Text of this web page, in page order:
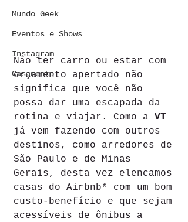
Mundo Geek
Eventos e Shows
Instagram
Casamento
Não ter carro ou estar com
orçamento apertado não
significa que você não
possa dar uma escapada da
rotina e viajar. Como a VT
já vem fazendo com outros
destinos, como arredores de
São Paulo e de Minas
Gerais, desta vez elencamos
casas do Airbnb* com um bom
custo-benefício e que sejam
acessíveis de ônibus a